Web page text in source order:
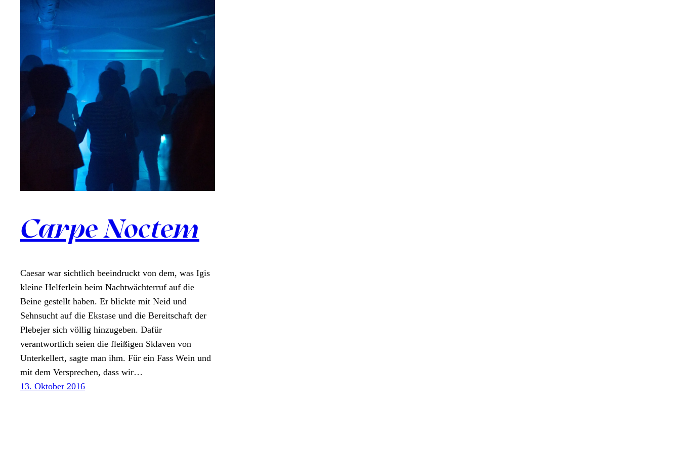
Carpe Noctem
Caesar war sichtlich beeindruckt von dem, was Igis
kleine Helferlein beim Nachtwächterruf auf die
Beine gestellt haben. Er blickte mit Neid und
Sehnsucht auf die Ekstase und die Bereitschaft der
Plebejer sich völlig hinzugeben. Dafür
verantwortlich seien die fleißigen Sklaven von
Unterkellert, sagte man ihm. Für ein Fass Wein und
mit dem Versprechen, dass wir…
13. Oktober 2016